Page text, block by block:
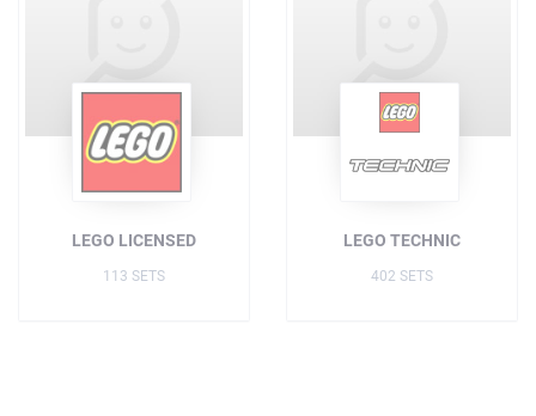
LEGO LICENSED
113 SETS
LEGO TECHNIC
402 SETS